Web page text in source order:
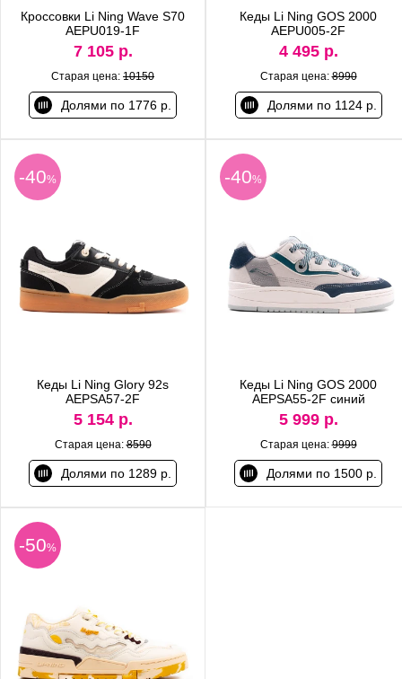
Кроссовки Li Ning Wave S70
AEPU019-1F
7 105 р.
Старая цена: 10150
Долями по 1776 р.
Кеды Li Ning GOS 2000
AEPU005-2F
4 495 р.
Старая цена:8990
Долями по 1124 р.
-40%
Кеды Li Ning Glory 92s
AEPSA57-2F
5 154 р.
Старая цена:8590
Долями по 1289 р.
-40%
Кеды Li Ning GOS 2000
AEPSA55-2F синий
5 999 р.
Старая цена:9999
Долями по 1500 р.
-50%